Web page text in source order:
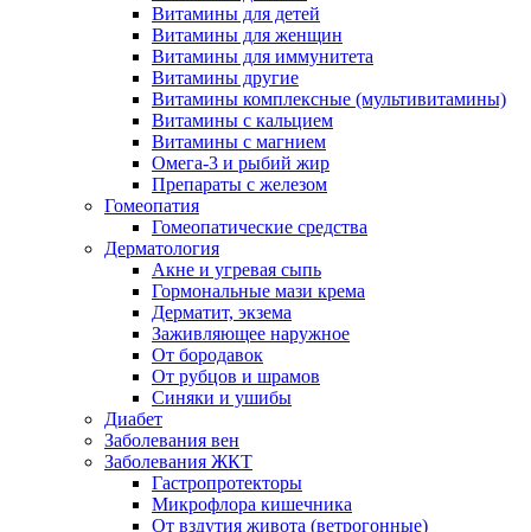
Витамины для детей
Витамины для женщин
Витамины для иммунитета
Витамины другие
Витамины комплексные (мультивитамины)
Витамины с кальцием
Витамины с магнием
Омега-3 и рыбий жир
Препараты с железом
Гомеопатия
Гомеопатические средства
Дерматология
Акне и угревая сыпь
Гормональные мази крема
Дерматит, экзема
Заживляющее наружное
От бородавок
От рубцов и шрамов
Синяки и ушибы
Диабет
Заболевания вен
Заболевания ЖКТ
Гастропротекторы
Микрофлора кишечника
От вздутия живота (ветрогонные)